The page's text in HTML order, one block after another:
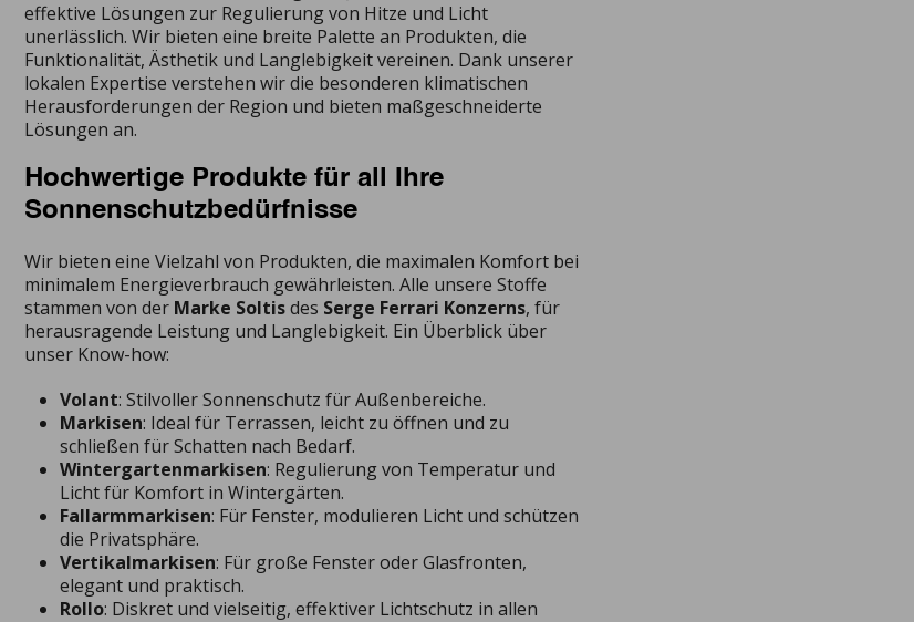
effektive Lösungen zur Regulierung von Hitze und Licht
unerlässlich. Wir bieten eine breite Palette an Produkten, die
Funktionalität, Ästhetik und Langlebigkeit vereinen. Dank unserer
lokalen Expertise verstehen wir die besonderen klimatischen
Herausforderungen der Region und bieten maßgeschneiderte
Lösungen an.
Hochwertige Produkte für all Ihre
Sonnenschutzbedürfnisse
Wir bieten eine Vielzahl von Produkten, die maximalen Komfort bei
minimalem Energieverbrauch gewährleisten. Alle unsere Stoffe
stammen von der Marke Soltisdes Serge Ferrari Konzerns, für
herausragende Leistung und Langlebigkeit. Ein Überblick über
unser Know-how:
Volant: Stilvoller Sonnenschutz für Außenbereiche.
Markisen: Ideal für Terrassen, leicht zu öffnen und zu
schließen für Schatten nach Bedarf.
Wintergartenmarkisen: Regulierung von Temperatur und
Licht für Komfort in Wintergärten.
Fallarmmarkisen: Für Fenster, modulieren Licht und schützen
die Privatsphäre.
Vertikalmarkisen: Für große Fenster oder Glasfronten,
elegant und praktisch.
Rollo: Diskret und vielseitig, effektiver Lichtschutz in allen